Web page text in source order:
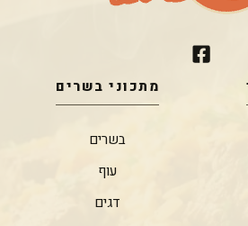
מתכוני בשרים
בשרים
עוף
דגים